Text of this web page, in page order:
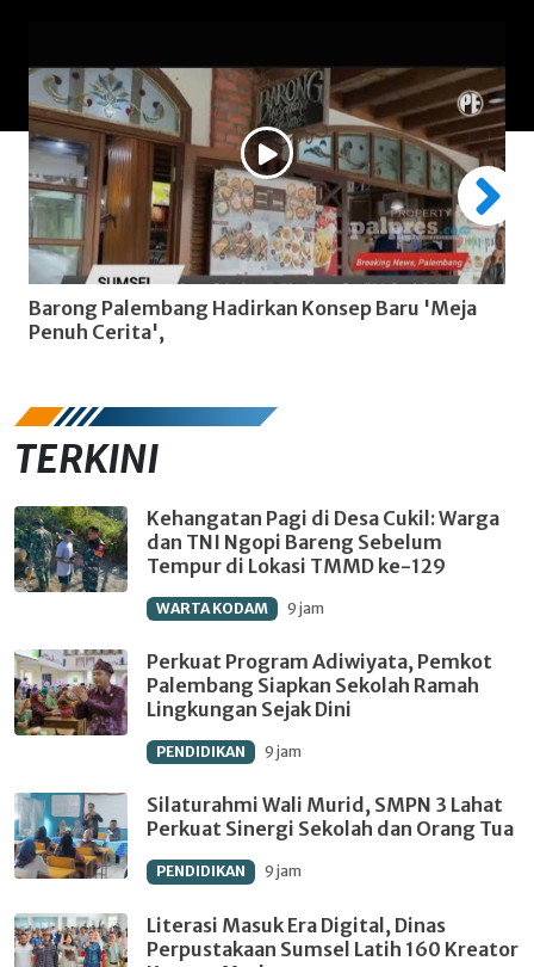
Barong Palembang Hadirkan Konsep Baru 'Meja
Penuh Cerita',
TERKINI
Kehangatan Pagi di Desa Cukil: Warga
dan TNI Ngopi Bareng Sebelum
Tempur di Lokasi TMMD ke-129
WARTA KODAM 9 jam
Perkuat Program Adiwiyata, Pemkot
Palembang Siapkan Sekolah Ramah
Lingkungan Sejak Dini
PENDIDIKAN 9 jam
Silaturahmi Wali Murid, SMPN 3 Lahat
Perkuat Sinergi Sekolah dan Orang Tua
PENDIDIKAN 9 jam
Literasi Masuk Era Digital, Dinas
Perpustakaan Sumsel Latih 160 Kreator